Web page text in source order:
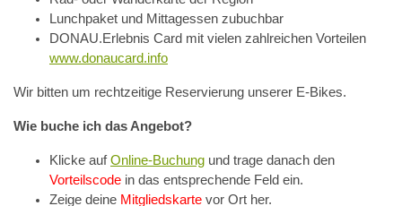
Lunchpaket und Mittagessen zubuchbar
DONAU.Erlebnis Card mit vielen zahlreichen Vorteilen
www.donaucard.info
Wir bitten um rechtzeitige Reservierung unserer E-Bikes.
Wie buche ich das Angebot?
Klicke aufOnline-Buchung und trage danach den
Vorteilscode in das entsprechende Feld ein.
Zeige deine Mitgliedskarte vor Ort her.